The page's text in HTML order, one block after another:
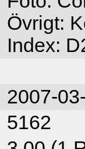
Övrigt:
Index:
2007-
5162